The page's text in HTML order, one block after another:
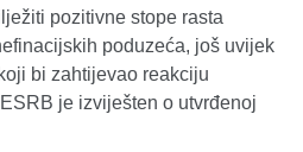
pozitivne stope rasta
poduzeća, još uvijek
bi zahtijevao reakciju
je izviješten o utvrđenoj